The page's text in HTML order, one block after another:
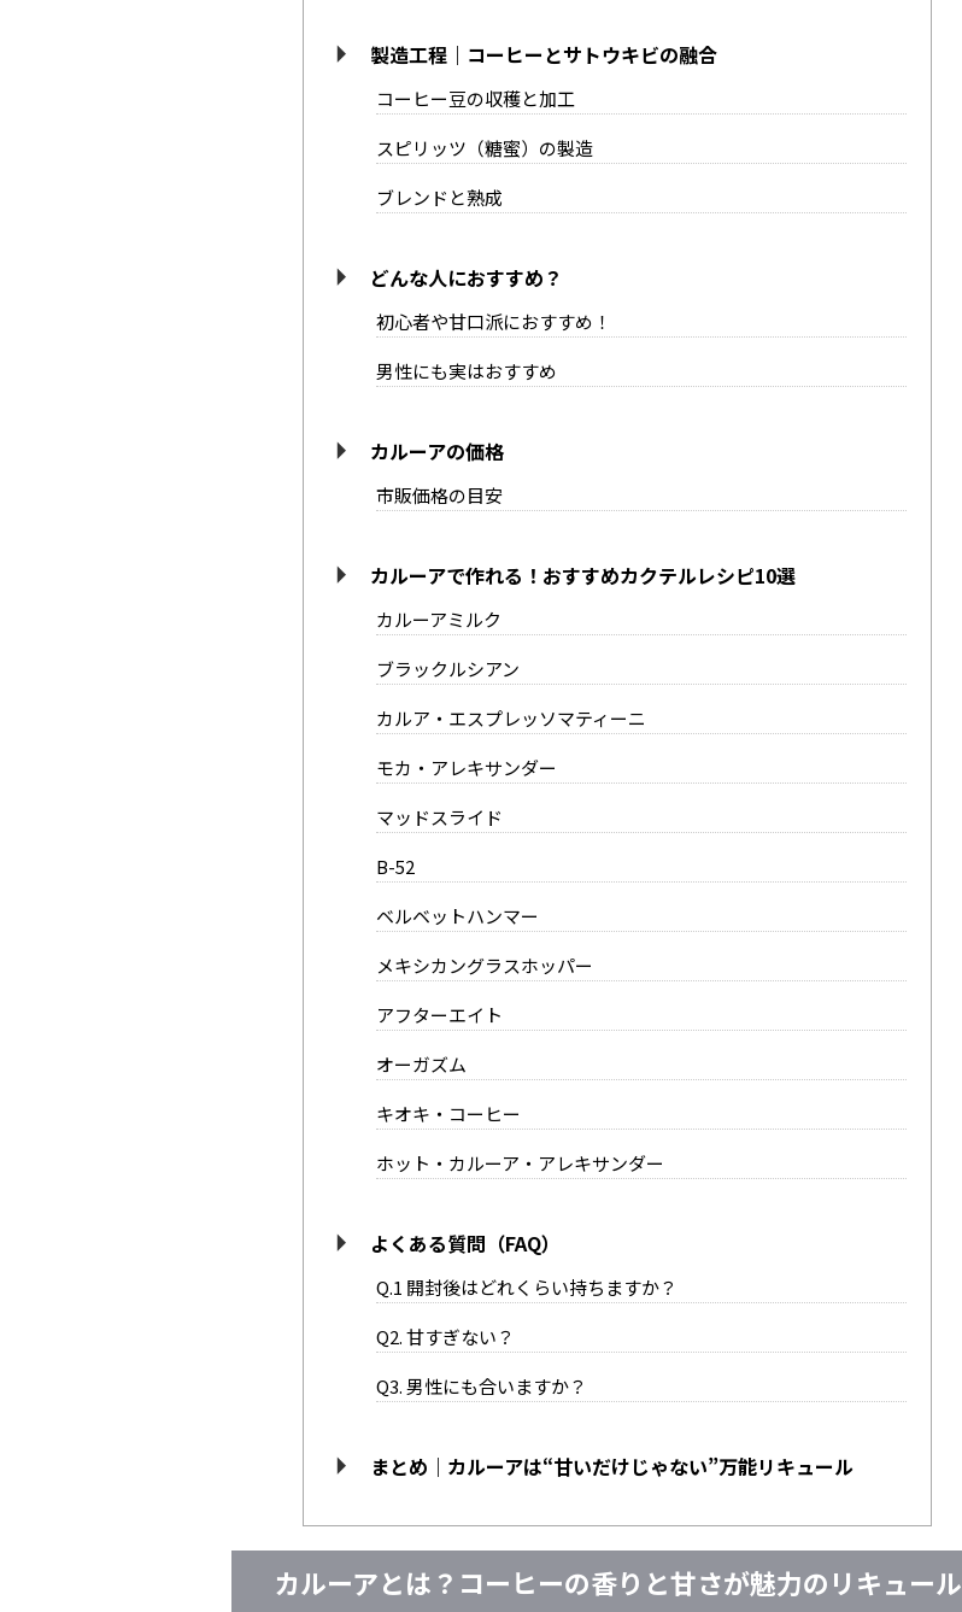
製造工程｜コーヒーとサトウキビの融合
コーヒー豆の収穫と加工
スピリッツ（糖蜜）の製造
ブレンドと熟成
どんな人におすすめ？
初心者や甘口派におすすめ！
男性にも実はおすすめ
カルーアの価格
市販価格の目安
カルーアで作れる！おすすめカクテルレシピ10選
カルーアミルク
ブラックルシアン
カルア・エスプレッソマティーニ
モカ・アレキサンダー
マッドスライド
B-52
ベルベットハンマー
メキシカングラスホッパー
アフターエイト
オーガズム
キオキ・コーヒー
ホット・カルーア・アレキサンダー
よくある質問（FAQ）
Q.1 開封後はどれくらい持ちますか？
Q2. 甘すぎない？
Q3. 男性にも合いますか？
まとめ｜カルーアは“甘いだけじゃない”万能リキュール
カルーアとは？コーヒーの香りと甘さが魅力のリキュール